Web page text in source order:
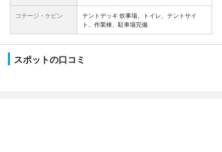
コテージ・ケビン
テントデッキ 炊事場、トイレ、テントサイ
ト、作業棟、駐車場完備
スポットの口コミ